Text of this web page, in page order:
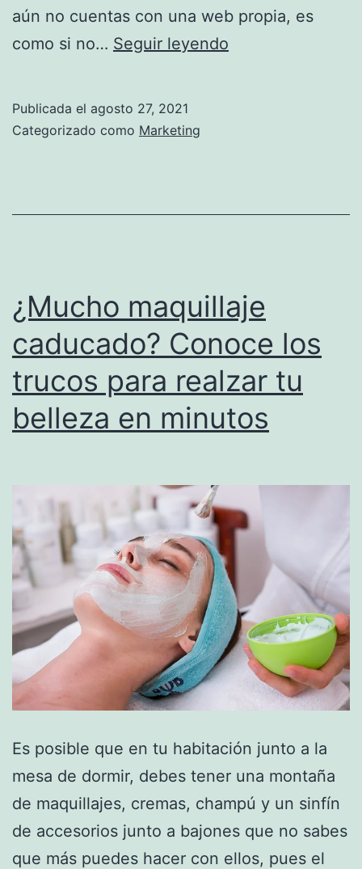
aún no cuentas con una web propia, es
como si no… Seguir leyendo
buen
posicionamiento
web
Publicada el agosto 27, 2021
Categorizado como Marketing
¿Mucho maquillaje
caducado? Conoce los
trucos para realzar tu
belleza en minutos
Es posible que en tu habitación junto a la
mesa de dormir, debes tener una montaña
de maquillajes, cremas, champú y un sinfín
de accesorios junto a bajones que no sabes
que más puedes hacer con ellos, pues el